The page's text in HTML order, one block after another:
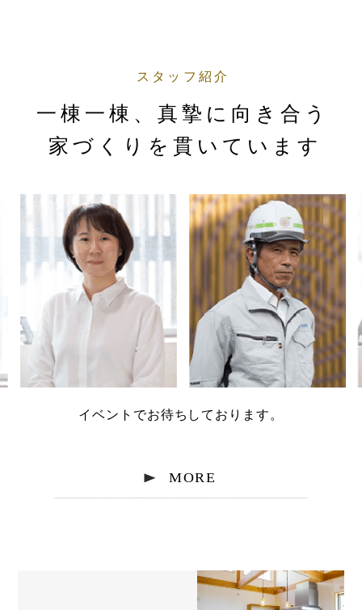
イベントでお待ちしております。